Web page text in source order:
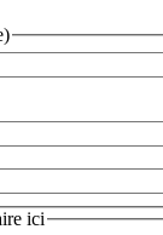
ici